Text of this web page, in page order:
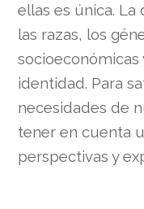
ellas es única.
las razas, los
identidad. Para
necesidades de
tener en cuenta
perspectivas y